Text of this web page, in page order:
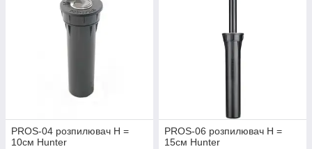
PROS-04 розпилювач Н =
10см Hunter
PROS-06 розпилювач Н =
15см Hunter